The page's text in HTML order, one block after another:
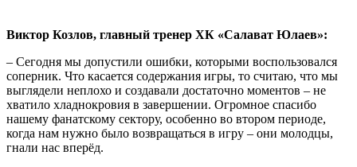
Виктор Козлов, главный тренер ХК «Салават Юлаев»:
– Сегодня мы допустили ошибки, которыми воспользовался
соперник. Что касается содержания игры, то считаю, что мы
выглядели неплохо и создавали достаточно моментов – не
хватило хладнокровия в завершении. Огромное спасибо
нашему фанатскому сектору, особенно во втором периоде,
когда нам нужно было возвращаться в игру – они молодцы,
гнали нас вперёд.